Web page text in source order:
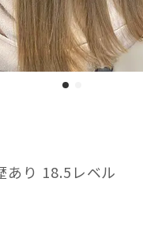
あり 18.5レベル